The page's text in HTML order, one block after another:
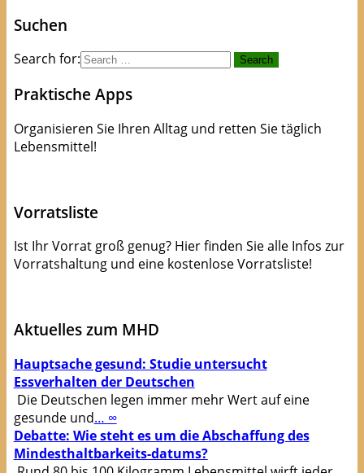
Suchen
Search for:
Praktische Apps
Organisieren Sie Ihren Alltag und retten Sie täglich
Lebensmittel!
Vorratsliste
Ist Ihr Vorrat groß genug? Hier finden Sie alle Infos zur
Vorratshaltung und eine kostenlose Vorratsliste!
Aktuelles zum MHD
Hauptsache gesund: Studie untersucht
Essverhalten der Deutschen
Die Deutschen legen immer mehr Wert auf eine
gesunde und… ∞
Debatte: Wie steht es um die Abschaffung des
Mindesthaltbarkeits-datums?